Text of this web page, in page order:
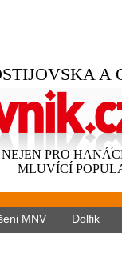
NEJEN PRO
MLUVÍCÍ
MNV Dolfik